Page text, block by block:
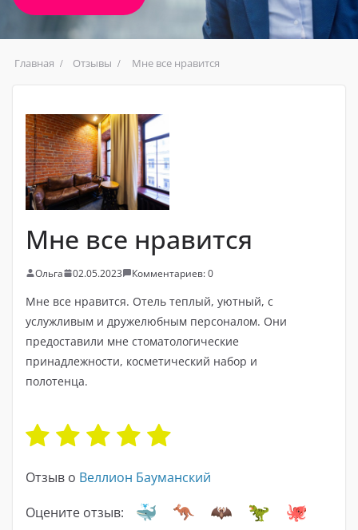
Главная Отзывы Мне все нравится
Мне все нравится
Ольга 02.05.2023 Комментариев: 0
Мне все нравится. Отель теплый, уютный, с
услужливым и дружелюбным персоналом. Они
предоставили мне стоматологические
принадлежности, косметический набор и
полотенца.
Отзыв о Веллион Бауманский
Оцените отзыв: